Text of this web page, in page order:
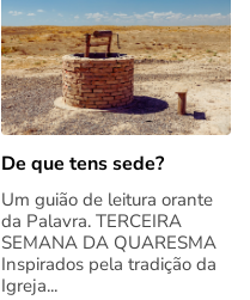
De que tens sede?
Um guião de leitura orante
da Palavra. TERCEIRA
SEMANA DA QUARESMA
Inspirados pela tradição da
Igreja...